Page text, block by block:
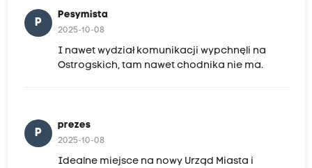
P
Pesymista
2025-10-08
I nawet wydział komunikacji wypchnęli na
Ostrogskich, tam nawet chodnika nie ma.
P
prezes
2025-10-08
Idealne miejsce na nowy Urząd Miasta i